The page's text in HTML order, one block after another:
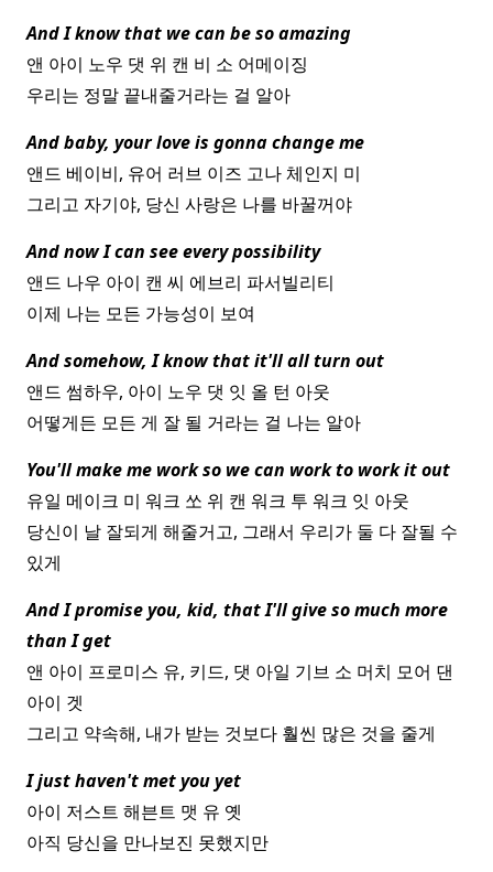
And I know that we can be so amazing
앤 아이 노우 댓 위 캔 비 소 어메이징
우리는 정말 끝내줄거라는 걸 알아
And baby, your love is gonna change me
앤드 베이비, 유어 러브 이즈 고나 체인지 미
그리고 자기야, 당신 사랑은 나를 바꿀꺼야
And now I can see every possibility
앤드 나우 아이 캔 씨 에브리 파서빌리티
이제 나는 모든 가능성이 보여
And somehow, I know that it'll all turn out
앤드 썸하우, 아이 노우 댓 잇 올 턴 아웃
어떻게든 모든 게 잘 될 거라는 걸 나는 알아
You'll make me work so we can work to work it out
유일 메이크 미 워크 쏘 위 캔 워크 투 워크 잇 아웃
당신이 날 잘되게 해줄거고, 그래서 우리가 둘 다 잘될 수
있게
And I promise you, kid, that I'll give so much more
than I get
앤 아이 프로미스 유, 키드, 댓 아일 기브 소 머치 모어 댄
아이 겟
그리고 약속해, 내가 받는 것보다 훨씬 많은 것을 줄게
I just haven't met you yet
아이 저스트 해븐트 맷 유 옛
아직 당신을 만나보진 못했지만